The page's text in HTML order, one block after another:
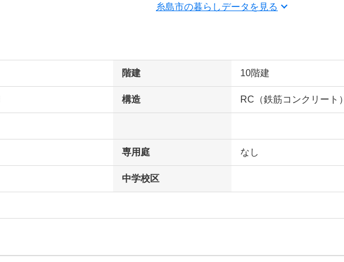
糸島市の暮らしデータを見る
階建 10階建
構造 RC（鉄筋コンクリート）
専用庭 なし
中学校区